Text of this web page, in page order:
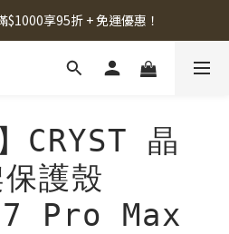
享95折 + 免運優惠！
CRYST 晶
護殼
Pro Max